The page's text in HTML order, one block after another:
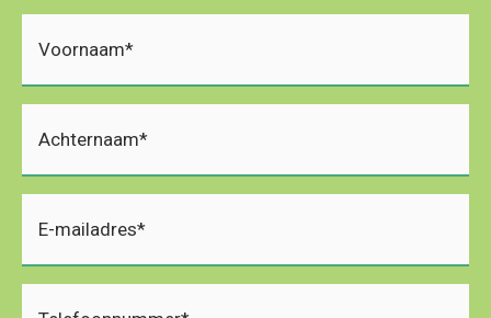
(Vereist)
(Vereist)
mailadres
(Vereist)
(Vereist)